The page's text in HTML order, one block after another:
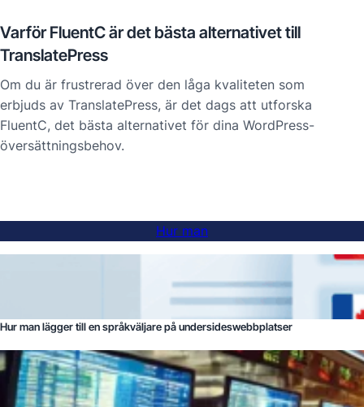
Varför FluentC är det bästa alternativet till
TranslatePress
Om du är frustrerad över den låga kvaliteten som
erbjuds av TranslatePress, är det dags att utforska
FluentC, det bästa alternativet för dina WordPress-
översättningsbehov.
Hur man
Hur man lägger till en språkväljare på undersideswebbplatser